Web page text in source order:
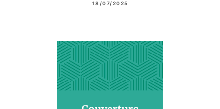
18/07/2025